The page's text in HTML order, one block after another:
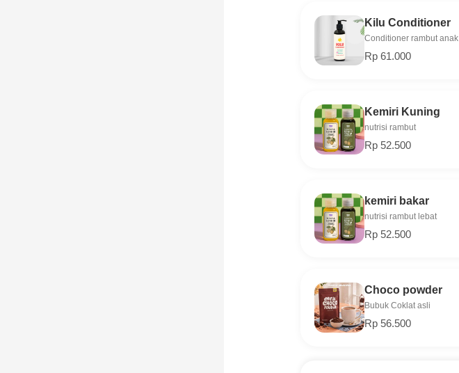
Kilu Conditioner
Conditioner rambut anak
Rp 61.000
Kemiri Kuning
nutrisi rambut
Rp 52.500
kemiri bakar
nutrisi rambut lebat
Rp 52.500
Choco powder
Bubuk Coklat asli
Rp 56.500